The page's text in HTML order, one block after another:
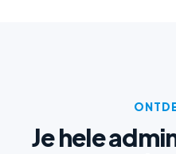
Je hele